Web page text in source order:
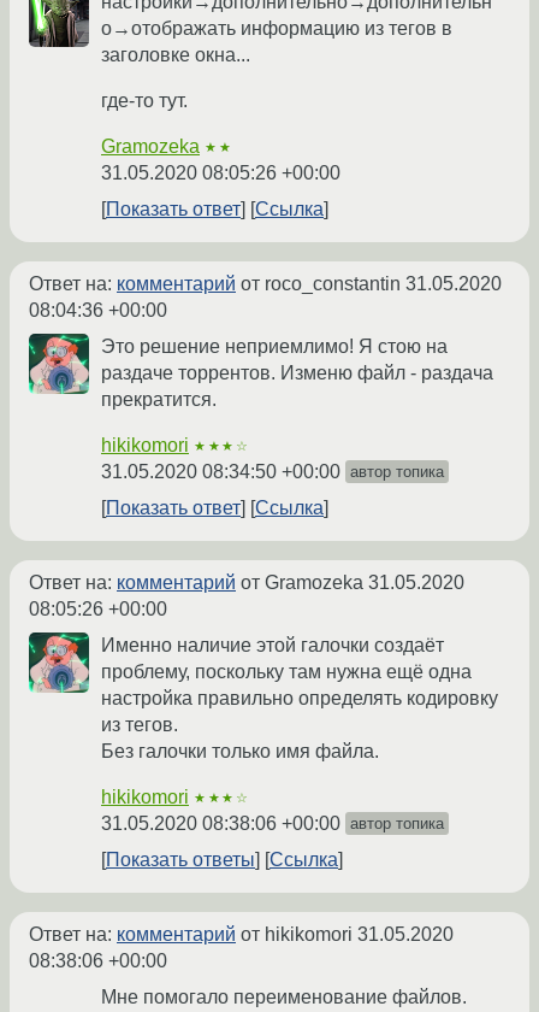
о→отображать информацию из тегов в
заголовке окна...
где-то тут.
Gramozeka ★★
31.05.2020 08:05:26 +00:00
Показать ответ
Ссылка
Ответ на: комментарий от roco_constantin 31.05.2020
08:04:36 +00:00
Это решение неприемлимо! Я стою на
раздаче торрентов. Изменю файл - раздача
прекратится.
hikikomori ★★★☆
31.05.2020 08:34:50 +00:00 автор топика
Показать ответ Ссылка
Ответ на: комментарий от Gramozeka 31.05.2020
08:05:26 +00:00
Именно наличие этой галочки создаёт
проблему, поскольку там нужна ещё одна
настройка правильно определять кодировку
из тегов.
Без галочки только имя файла.
hikikomori ★★★☆
31.05.2020 08:38:06 +00:00 автор топика
Показать ответы Ссылка
Ответ на: комментарий от hikikomori 31.05.2020
08:38:06 +00:00
Мне помогало переименование файлов.